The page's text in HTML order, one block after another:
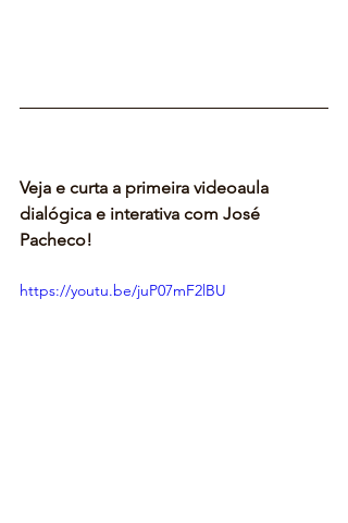
Veja e curta a primeira videoaula
dialógica e interativa com José
Pacheco!
https://youtu.be/juP07mF2lBU